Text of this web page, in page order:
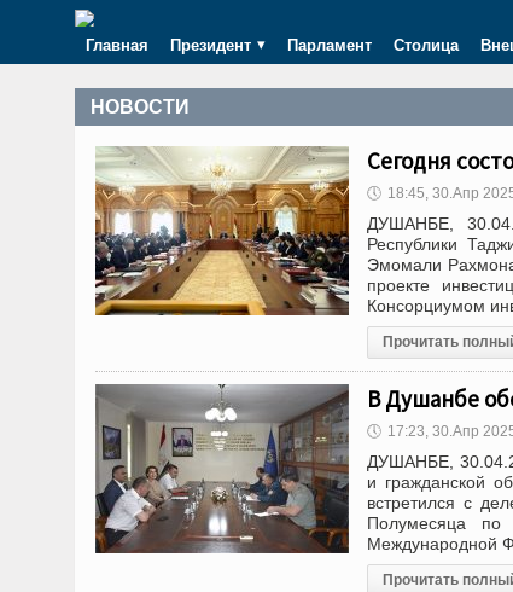
Главная Президент Парламент Столица
НОВОСТИ
Сегодня
🕔 18:45, 30.Апр
ДУШАНБЕ,
Республики
Эмомали Рахмона
проекте
Консорциумом
Прочитать
В Душанбе
🕔 17:23, 30.Апр
ДУШАНБЕ,
и гражданской
встретился с
Полумесяца по
Международной
Прочитать